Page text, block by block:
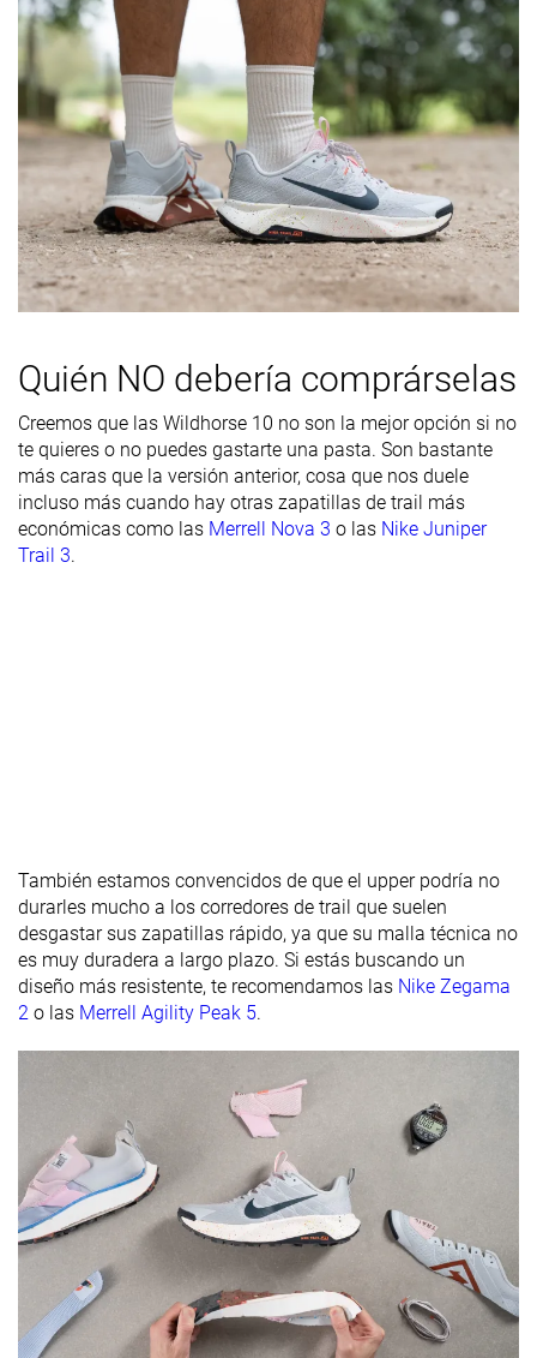
mediasuela
Diferencia de
la rigidez de la
mediasuela
en frío
Normal Pequeña Normal
Rock plate ✗ ✗
Durabilidad
de la parte
delantera
Muy mala Decente Buena
del talón
Durabilidad
de la suela
exterior
Decente Buena Buena
Transpirabilidad Media Alta
Anchura /
contrafuerte
del talón
Profundidad
del dibujo de
la suela
3.4 mm 4.4 mm 3.7 mm
Altura de la
suela en la
zona del talón
marca
42.0 mm
laboratorio
Antepié
marca
27.4 mm
28.5 mm
33.9 mm
37.0 mm
30.1 mm
34.0 mm
Quién NO debería comprárselas
Creemos que las Wildhorse 10 no son la mejor opción si no
te quieres o no puedes gastarte una pasta. Son bastante
más caras que la versión anterior, cosa que nos duele
incluso más cuando hay otras zapatillas de trail más
económicas como las Merrell Nova 3 o las Nike Juniper
Trail 3.
También estamos convencidos de que el upper podría no
durarles mucho a los corredores de trail que suelen
desgastar sus zapatillas rápido, ya que su malla técnica no
es muy duradera a largo plazo. Si estás buscando un
diseño más resistente, te recomendamos las Nike Zegama
2 o las Merrell Agility Peak 5.